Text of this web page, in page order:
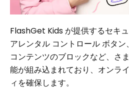
FlashGet Kids が提供するセキ
アレンタル コントロール ボタ
コンテンツのブロックなど、さ
能が組み込まれており、オンラ
ィを確保します。